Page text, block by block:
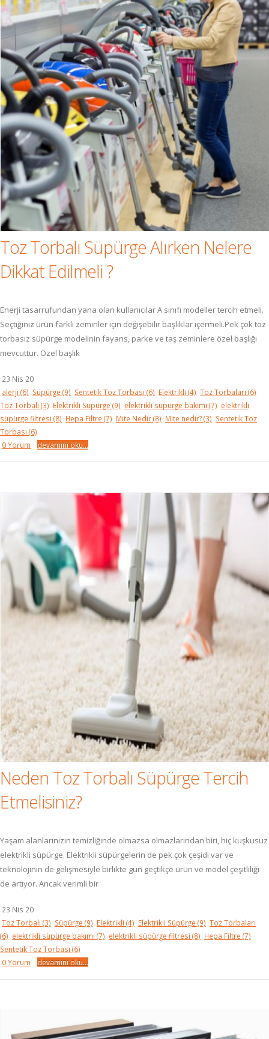
Toz Torbalı Süpürge Alırken Nelere
Dikkat Edilmeli ?
Enerji tasarrufundan yana olan kullanıcılar A sınıfı modeller tercih etmeli.
Seçtiğiniz ürün farklı zeminler için değişebilir başlıklar içermeli.Pek çok toz
torbasız süpürge modelinin fayans, parke ve taş zeminlere özel başlığı
mevcuttur. Özel başlık
23 Nis 20
alerji (6) Süpürge (9) Sentetik Toz Torbası (6) Elektrikli (4) Toz Torbaları (6)
Toz Torbalı (3) Elektrikli Süpürge (9) elektrikli süpürge bakımı (7) elektrikli
süpürge filtresi (8) Hepa Filtre (7) Mite Nedir(8) Mite nedir?(3) Sentetik Toz
Torbası (6)
0 Yorum
devamını oku...
Neden Toz Torbalı Süpürge Tercih
Etmelisiniz?
Yaşam alanlarınızın temizliğinde olmazsa olmazlarından biri, hiç kuşkusuz
elektrikli süpürge. Elektrikli süpürgelerin de pek çok çeşidi var ve
teknolojinin de gelişmesiyle birlikte gün geçtikçe ürün ve model çeşitliliği
de artıyor. Ancak verimli bir
23 Nis 20
Toz Torbalı (3) Süpürge (9) Elektrikli (4) Elektrikli Süpürge (9) Toz Torbaları
(6) elektrikli süpürge bakımı (7) elektrikli süpürge filtresi (8) Hepa Filtre (7)
Sentetik Toz Torbası (6)
0 Yorum
devamını oku...